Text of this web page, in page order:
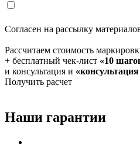
Согласен на рассылку
Рассчитаем стоимость
+ бесплатный чек-лист «10
и консультация и
Получить расчет
Наши гарантии